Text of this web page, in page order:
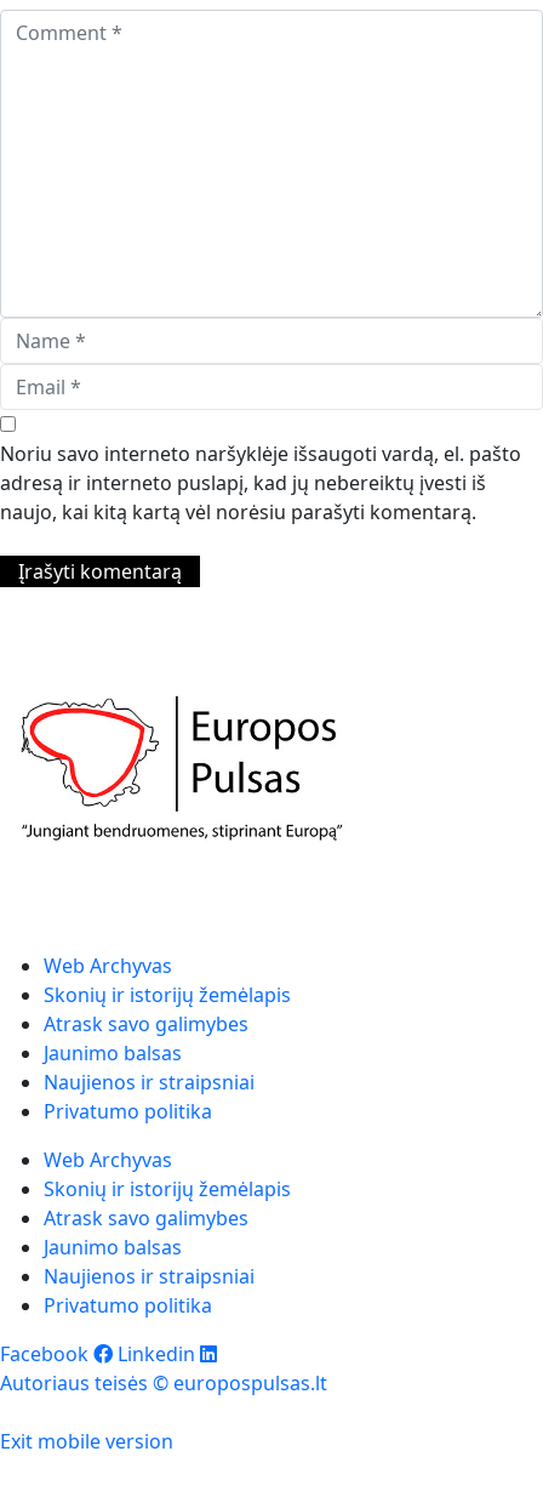
Noriu savo interneto naršyklėje išsaugoti vardą, el. pašto
adresą ir interneto puslapį, kad jų nebereiktų įvesti iš
naujo, kai kitą kartą vėl norėsiu parašyti komentarą.
Web Archyvas
Skonių ir istorijų žemėlapis
Atrask savo galimybes
Jaunimo balsas
Naujienos ir straipsniai
Privatumo politika
Web Archyvas
Skonių ir istorijų žemėlapis
Atrask savo galimybes
Jaunimo balsas
Naujienos ir straipsniai
Privatumo politika
Facebook
Linkedin
Autoriaus teisės © europospulsas.lt
Exit mobile version